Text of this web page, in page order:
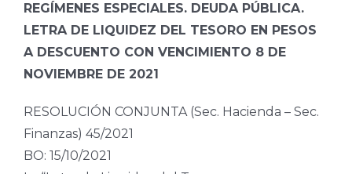
REGÍMENES ESPECIALES. DEUDA PÚBLICA.
LETRA DE LIQUIDEZ DEL TESORO EN PESOS
A DESCUENTO CON VENCIMIENTO 8 DE
NOVIEMBRE DE 2021
RESOLUCIÓN CONJUNTA (Sec. Hacienda – Sec.
Finanzas) 45/2021
BO: 15/10/2021